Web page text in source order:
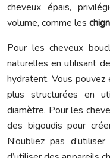
cheveux épais,
volume, comme les
Pour les cheveux
naturelles en utilisant
hydratent. Vous
plus structurées en
diamètre. Pour les
des bigoudis pour
N’oubliez pas